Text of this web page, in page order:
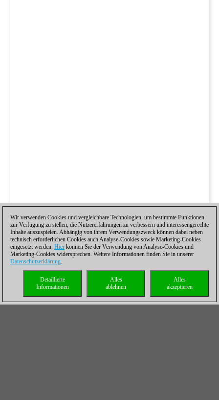
Wir verwenden Cookies und vergleichbare Technologien, um bestimmte Funktionen
zur Verfügung zu stellen, die Nutzererfahrungen zu verbessern und interessengerechte
Inhalte auszuspielen. Abhängig von ihrem Verwendungszweck können dabei neben
technisch erforderlichen Cookies auch Analyse-Cookies sowie Marketing-Cookies
eingesetzt werden. Hier können Sie der Verwendung von Analyse-Cookies und
Marketing-Cookies widersprechen. Weitere Informationen finden Sie in unserer
Datenschutzerklärung.
Alles
akzeptieren
Alles
ablehnen
Detaillierte
Informationen